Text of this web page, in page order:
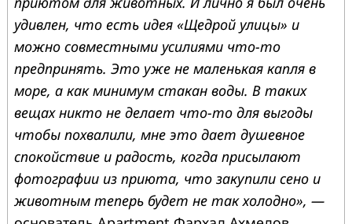
удивлен, что есть идея «Щедрой улицы» и
можно совместными усилиями что-то
предпринять. Это уже не маленькая капля в
море, а как минимум стакан воды. В таких
вещах никто не делает что-то для выгоды
чтобы похвалили, мне это дает душевное
спокойствие и радость, когда присылают
фотографии из приюта, что закупили сено и
животным теперь будет не так холодно», —